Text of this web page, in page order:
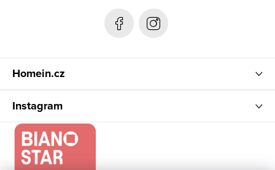
Homein.cz
Instagram